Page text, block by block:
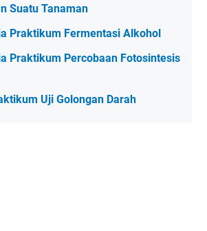
Suatu Tanaman
Praktikum Fermentasi Alkohol
Praktikum Percobaan Fotosintesis
Uji Golongan Darah